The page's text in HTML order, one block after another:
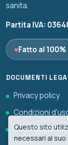
sanita.
Partita IVA:
♥Fatto al
DOCUMENTI
Privacy policy
Condizioni
Tutti i
Questo sito
necessari al